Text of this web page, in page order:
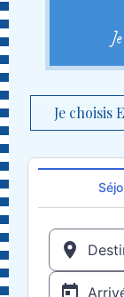
Je choisis